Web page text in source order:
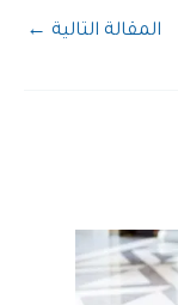
المقالة التالية ←